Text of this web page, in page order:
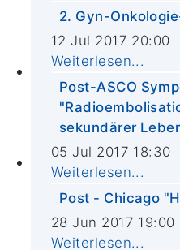
Helfen und
Stellenangebote
Zuweiser*innen
Zuweiserportal
ASV-Urologie
Aktuelles
Termine
In den Medien
2. Gyn-
12 Jul 2017 20:00
Weiterlesen...
Post-ASCO
sekundärer
05 Jul 2017 18:30
Weiterlesen...
Post - Chicago
28 Jun 2017 19:00
Weiterlesen...